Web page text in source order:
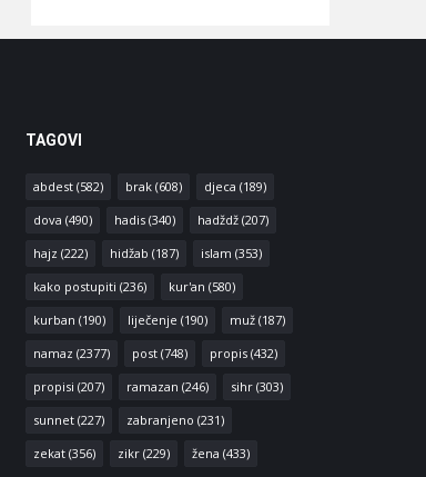
TAGOVI
abdest(582) brak(608) djeca (189)
dova (490) hadis(340) hadždž(207)
hajz (222) hidžab (187) islam (353)
kako postupiti (236) kur'an (580)
kurban (190) liječenje (190) muž(187)
namaz (2377) post(748) propis(432)
propisi (207) ramazan (246) sihr(303)
sunnet(227) zabranjeno (231)
zekat(356) zikr(229) žena (433)